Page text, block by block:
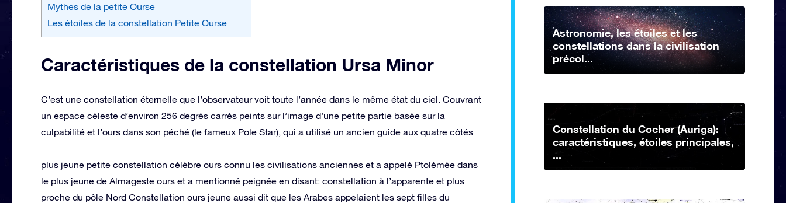
Mythes de la petite Ourse
Les étoiles de la constellation Petite Ourse
Caractéristiques de la constellation Ursa Minor
C’est une constellation éternelle que l’observateur voit toute l’année dans le même état du ciel. Couvrant
un espace céleste d’environ 256 degrés carrés peints sur l’image d’une petite partie basée sur la
culpabilité et l’ours dans son péché (le fameux Pole Star), qui a utilisé un ancien guide aux quatre côtés
plus jeune petite constellation célèbre ours connu les civilisations anciennes et a appelé Ptolémée dans
le plus jeune de Almageste ours et a mentionné peignée en disant: constellation à l’apparente et plus
proche du pôle Nord Constellation ours jeune aussi dit que les Arabes appelaient les sept filles du
Astronomie, les étoiles et les
constellations dans la civilisation
précol...
Constellation du Cocher (Auriga):
caractéristiques, étoiles principales,
...